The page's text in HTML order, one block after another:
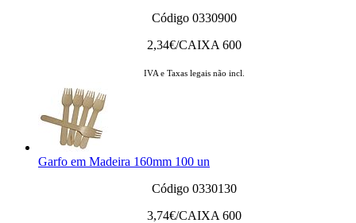
Código 0330900
2,34€/CAIXA 600
IVA e Taxas legais não incl.
Garfo em Madeira 160mm 100 un
Código 0330130
3,74€/CAIXA 600